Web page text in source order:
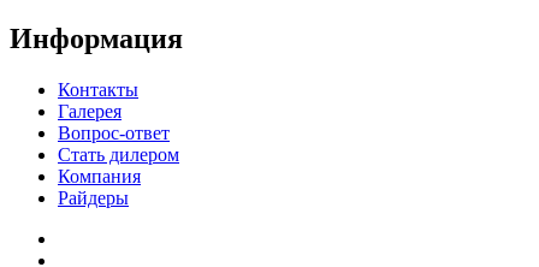
Информация
Контакты
Галерея
Вопрос-ответ
Стать дилером
Компания
Райдеры